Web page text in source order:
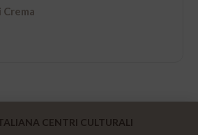
CENTRI CULTURALI